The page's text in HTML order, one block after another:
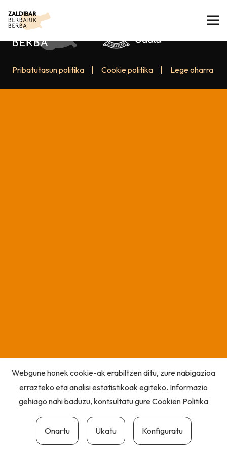
Pribatutasun politika Cookie politika Lege oharra
Webgune honek cookie-ak erabiltzen ditu, zure nabigazioa
errazteko eta analisi estatistikoak egiteko. Informazio
gehiago nahi baduzu, kontsultatu gureCookien Politika
Onartu Ukatu Konfiguratu